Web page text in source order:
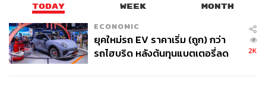
ส่วนประเทศเพื่อนบ้านในย่านอาเซียนของไทยอย่าง
อินโดนีเซียเอง ศาลก็มีคำสั่งให้ประธานาธิบดี โจโก วิโดโด
และเจ้าหน้าที่ระดับสูงของอินโดนีเซีย แก้ไขปัญหาด้าน
มลพิษทางอากาศอย่างจริงจัง หลังจากหลายพื้นที่คุณภาพ
อากาศอยู่ในเกณฑ์ที่เป็นอันตรายต่อสุขภาพ โดยประชาชน
TODAY WEEK MONTH
ECONOMIC
ยุคใหม่รถ EV ราคาเริ่ม (ถูก) กว่า
รถไฮบริด หลังต้นทุนแบตเตอรี่ลด
2K